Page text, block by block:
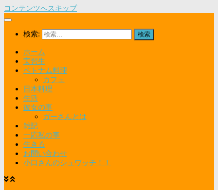
コンテンツへスキップ
検索:
ホーム
実習生
ベトナム料理
カフェ
日本料理
生活
彼女の事
ガーさんとは
雑記
一応私の事
生きる
お問い合わせ
小口さんのシュワッチ！！